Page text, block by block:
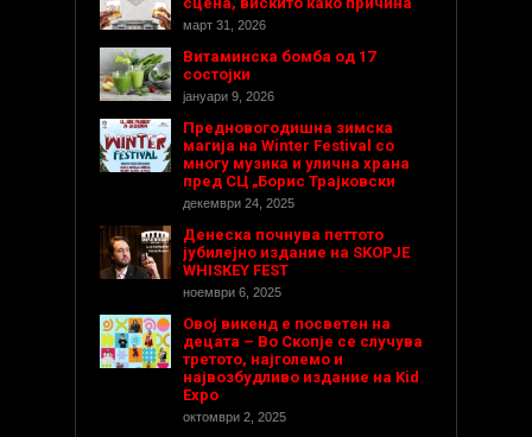
март 31, 2026
Витаминска бомба од 17
состојки
јануари 9, 2026
Предновогодишнa зимска
магија на Winter Festival со
многу музика и улична храна
пред СЦ „Борис Трајковски
декември 24, 2025
Денеска почнува петтото
јубилејно издание на SKOPJE
WHISKEY FEST
ноември 6, 2025
Овој викенд е посветен на
децата – Во Скопје се случува
третото, најголемо и
највозбудливо издание на Kid
Expo
октомври 2, 2025